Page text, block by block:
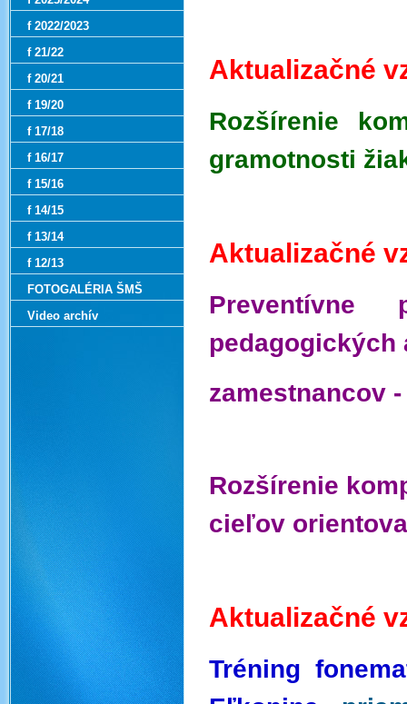
Aktualizačné
Rozšírenie
gramotnosti
Aktualizačné
Preventívne
pedagogických
zamestnancov
Rozšírenie
cieľov
Aktualizačné
Tréning
f 2022/2023
f 21/22
f 20/21
f 19/20
f 17/18
f 16/17
f 15/16
f 14/15
f 13/14
f 12/13
FOTOGALÉRIA ŠMŠ
Video archív